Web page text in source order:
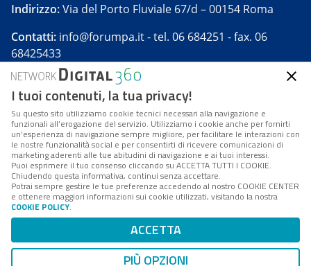
Indirizzo:Via del Porto Fluviale 67/d – 00154 Roma
Contatti: info@forumpa.it- tel. 06 684251 - fax. 06
68425433
Forumpa.itè una pubblicazione telematica iscritta
presso Registro della stampa del Tribunale di Roma -
Reg. n. 182 del 2 maggio 2008 - Direttore resp. Michela
Stentella
FPA s.r.l. è società soggetta a Direzione e
Coordinamento da parte di Digital360 S.p.A. - FPA s.r.l.
è un'azienda certificata per il sistema di management
Codice Fiscale/Partita IVA n. 10693191008 - R.E.A. Roma
n. 1249791. ISP AWS
Mappa del sito
I tuoi contenuti, la tua privacy!
Su questo sito utilizziamo cookie tecnici necessari alla navigazione e
funzionali all’erogazione del servizio. Utilizziamo i cookie anche per fornirti
un’esperienza di navigazione sempre migliore, per facilitare le interazioni con
le nostre funzionalità social e per consentirti di ricevere comunicazioni di
marketing aderenti alle tue abitudini di navigazione e ai tuoi interessi.
Puoi esprimere il tuo consenso cliccando su ACCETTA TUTTI I COOKIE.
Chiudendo questa informativa, continui senza accettare.
Potrai sempre gestire le tue preferenze accedendo al nostro COOKIE CENTER
e ottenere maggiori informazioni sui cookie utilizzati, visitando la nostra
COOKIE POLICY.
ACCETTA
PIÙ OPZIONI